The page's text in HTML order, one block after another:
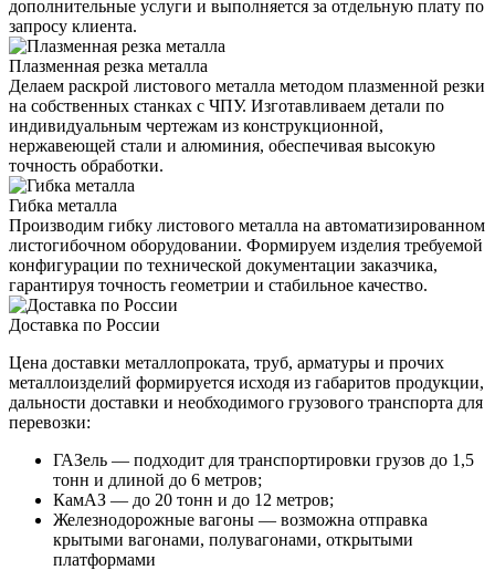
дополнительные услуги и выполняется за отдельную плату по
запросу клиента.
Плазменная резка металла
Делаем раскрой листового металла методом плазменной резки
на собственных станках с ЧПУ. Изготавливаем детали по
индивидуальным чертежам из конструкционной,
нержавеющей стали и алюминия, обеспечивая высокую
точность обработки.
Гибка металла
Производим гибку листового металла на автоматизированном
листогибочном оборудовании. Формируем изделия требуемой
конфигурации по технической документации заказчика,
гарантируя точность геометрии и стабильное качество.
Доставка по России
Цена доставки металлопроката, труб, арматуры и прочих
металлоизделий формируется исходя из габаритов продукции,
дальности доставки и необходимого грузового транспорта для
перевозки:
ГАЗель — подходит для транспортировки грузов до 1,5
тонн и длиной до 6 метров;
КамАЗ — до 20 тонн и до 12 метров;
Железнодорожные вагоны — возможна отправка
крытыми вагонами, полувагонами, открытыми
платформами